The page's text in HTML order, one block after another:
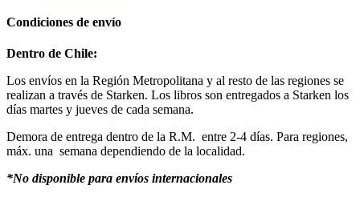
Condiciones de envío
Dentro de Chile:
Los envíos en la Región Metropolitana y al resto de las regiones se
realizan a través de Starken. Los libros son entregados a Starken los
días martes y jueves de cada semana.
Demora de entrega dentro de la R.M. entre 2-4 días. Para regiones,
máx. una semana dependiendo de la localidad.
*No disponible para envíos internacionales